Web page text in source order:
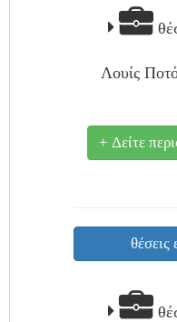
Λουίς
+ Δείτε